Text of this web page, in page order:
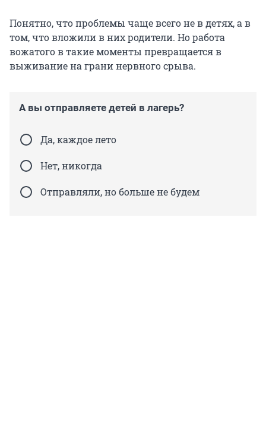
Понятно, что проблемы чаще всего не в детях, а в
том, что вложили в них родители. Но работа
вожатого в такие моменты превращается в
выживание на грани нервного срыва.
А вы отправляете детей в лагерь?
Да, каждое лето
Нет, никогда
Отправляли, но больше не будем